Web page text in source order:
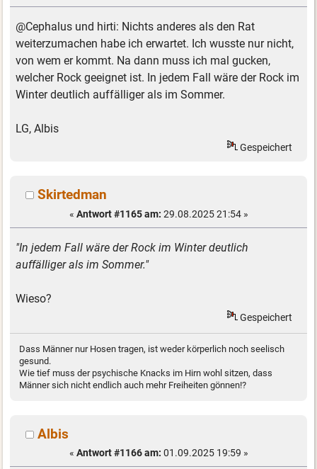
@Cephalus und hirti: Nichts anderes als den Rat
weiterzumachen habe ich erwartet. Ich wusste nur nicht,
von wem er kommt. Na dann muss ich mal gucken,
welcher Rock geeignet ist. In jedem Fall wäre der Rock im
Winter deutlich auffälliger als im Sommer.
LG, Albis
Gespeichert
Skirtedman
« Antwort #1165 am: 29.08.2025 21:54 »
"In jedem Fall wäre der Rock im Winter deutlich
auffälliger als im Sommer."
Wieso?
Gespeichert
Dass Männer nur Hosen tragen, ist weder körperlich noch seelisch
gesund.
Wie tief muss der psychische Knacks im Hirn wohl sitzen, dass
Männer sich nicht endlich auch mehr Freiheiten gönnen!?
Albis
« Antwort #1166 am: 01.09.2025 19:59 »